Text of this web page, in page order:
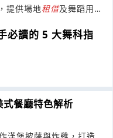
提供場地租借及舞蹈用
必讀的 5 大舞科指
餐廳特色解析